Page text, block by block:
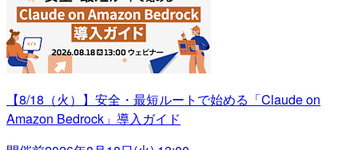
【8/18（火）】安全・最短ルートで始める「Claude on
Amazon Bedrock」導入ガイド